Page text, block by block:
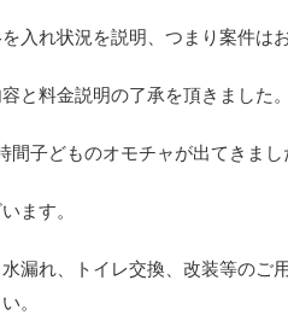
入れ状況を説明、つまり案件は
と料金説明の了承を頂きました。
間子どものオモチャが出てきま
ます。
水漏れ、トイレ交換、改装等の
。